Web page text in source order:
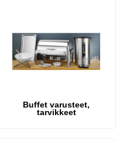
Buffet varusteet,
tarvikkeet